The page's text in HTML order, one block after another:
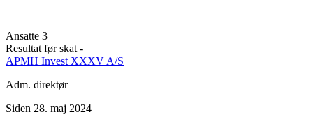
Ansatte 3
Resultat før skat -
APMH Invest XXXV A/S
Adm. direktør
Siden 28. maj 2024